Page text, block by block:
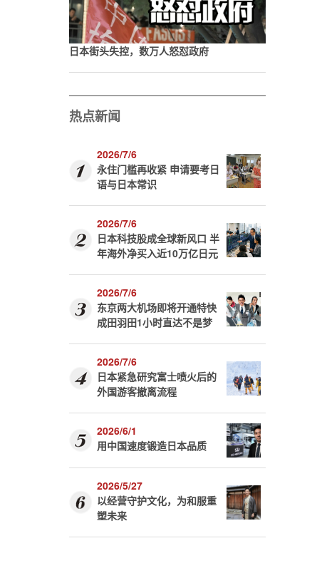
日本街头失控，数万人怒怼政府
热点新闻
2026/7/6
永住门槛再收紧 申请要考日
语与日本常识
2026/7/6
日本科技股成全球新风口 半
年海外净买入近10万亿日元
2026/7/6
东京两大机场即将开通特快
成田羽田1小时直达不是梦
2026/7/6
日本紧急研究富士喷火后的
外国游客撤离流程
2026/6/1
用中国速度锻造日本品质
2026/5/27
以经营守护文化，为和服重
塑未来